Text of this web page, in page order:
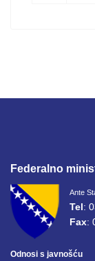
Federalno
Ante
Tel:
Fax:
Odnosi s javnošću